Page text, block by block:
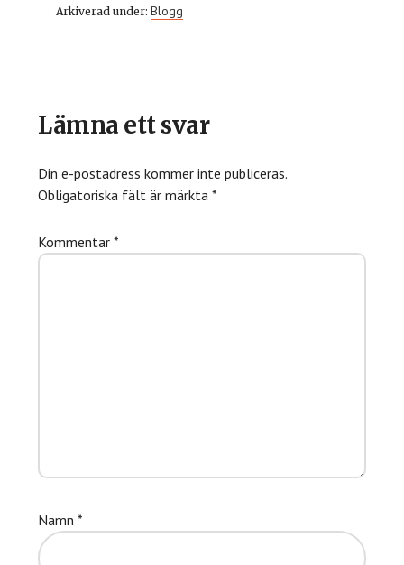
Arkiverad under: Blogg
Läsarkommentarer
Lämna ett svar
Din e-postadress kommer inte publiceras.
Obligatoriska fält är märkta*
Kommentar*
Namn*